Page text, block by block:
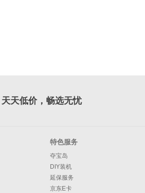
天天低价，畅选无忧
特色服务
夺宝岛
DIY装机
延保服务
京东E卡